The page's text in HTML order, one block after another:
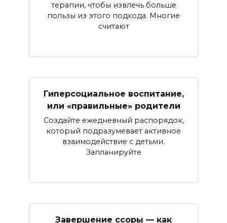
терапии, чтобы извлечь больше
пользы из этого подхода. Многие
считают
Гиперсоциальное воспитание,
или «правильные» родители
Создайте ежедневный распорядок,
который подразумевает активное
взаимодействие с детьми.
Запланируйте
Завершение ссоры — как